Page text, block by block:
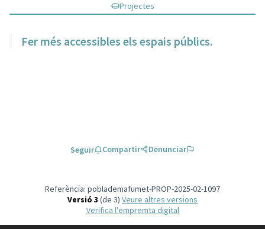
Projectes
Fer més accessibles els espais públics.
Seguir Compartir Denunciar
Referència: poblademafumet-PROP-2025-02-1097
Versió 3 (de 3)
veure altres versions
Verifica l'empremta digital